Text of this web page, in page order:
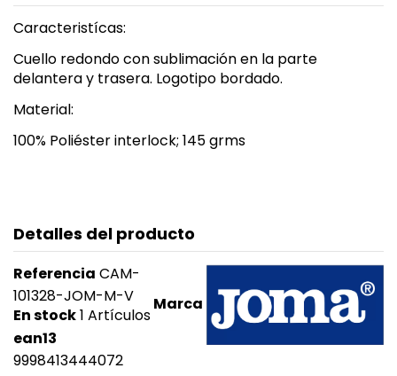
Caracteristícas:
Cuello redondo con sublimación en la parte
delantera y trasera. Logotipo bordado.
Material:
100% Poliéster interlock; 145 grms
Detalles del producto
Marca
Referencia CAM-
101328-JOM-M-V
En stock1 Artículos
ean13
9998413444072